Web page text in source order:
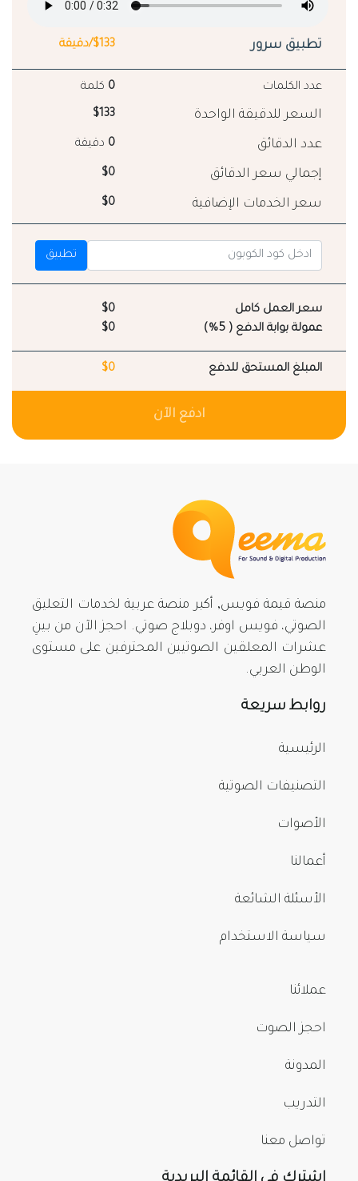
تطبيق سرور $133/دقيقة
عدد الكلمات 0 كلمة
السعر للدقيقة الواحدة $133
عدد الدقائق 0 دقيقة
إجمالي سعر الدقائق $0
سعر الخدمات الإضافية $0
تطبيق
سعر العمل كامل
$0
عمولة بوابة الدفع ( 5%)
$0
المبلغ المستحق للدفع $0
ادفع الآن
منصة قيمة فويس, أكبر منصة عربية لخدمات التعليق
الصوتي، فويس اوفر، دوبلاج صوتي. احجز الآن من بينِ
عشرات المعلقين الصوتيين المحترفين على مستوى
الوطن العربي.
روابط سريعة
الرئيسية
التصنيفات الصوتية
الأصوات
أعمالنا
الأسئلة الشائعة
سياسة الاستخدام
عملائنا
احجز الصوت
المدونة
التدريب
تواصل معنا